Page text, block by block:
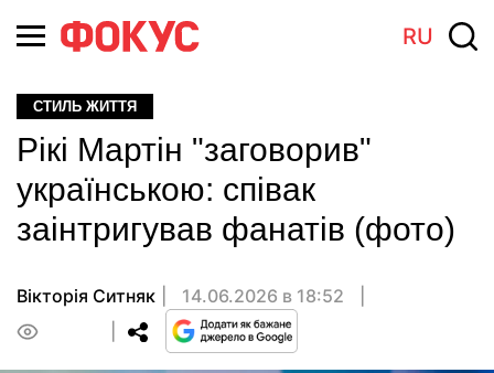
RU
СТИЛЬ ЖИТТЯ
Рікі Мартін "заговорив"
українською: співак
заінтригував фанатів (фото)
Вікторія Ситняк
14.06.2026 в 18:52